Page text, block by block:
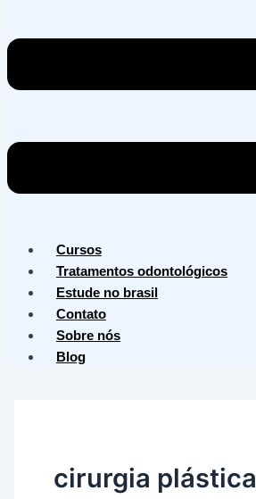
Cursos
Tratamentos odontológicos
Estude no brasil
Contato
Sobre nós
Blog
cirurgia plástica